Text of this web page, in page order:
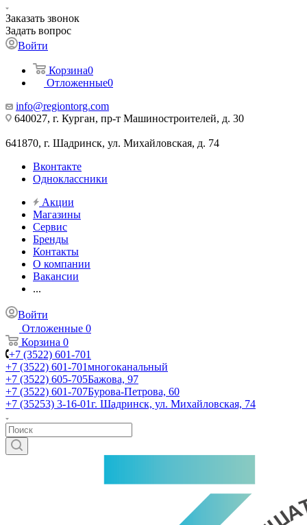
Заказать звонок
Задать вопрос
Войти
Корзина0
Отложенные0
info@regiontorg.com
640027, г. Курган, пр-т Машиностроителей, д. 30
641870, г. Шадринск, ул. Михайловская, д. 74
Вконтакте
Одноклассники
Акции
Магазины
Сервис
Бренды
Контакты
О компании
Вакансии
...
Войти
Отложенные 0
Корзина 0
+7 (3522) 601-701
+7 (3522) 601-701многоканальный
+7 (3522) 605-705Бажова, 97
+7 (3522) 601-707Бурова-Петрова, 60
+7 (35253) 3-16-01г. Шадринск, ул. Михайловская, 74